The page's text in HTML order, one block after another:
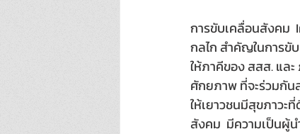
การขับเคลื่อนสังคม
กลไก สำคัญในการขั
ให้ภาคีของ สสส. แล
ศักยภาพ ที่จะร่วมกัน
ให้เยาวชนมีสุขภาว
สังคม  มีความเป็นผู้